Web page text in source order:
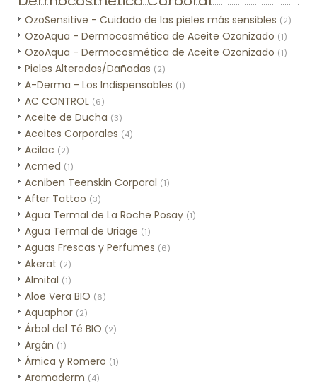
OzoSensitive - Cuidado de las pieles más sensibles (2)
OzoAqua - Dermocosmética de Aceite Ozonizado (1)
OzoAqua - Dermocosmética de Aceite Ozonizado (1)
Pieles Alteradas/Dañadas (2)
A-Derma - Los Indispensables (1)
AC CONTROL (6)
Aceite de Ducha (3)
Aceites Corporales (4)
Acilac (2)
Acmed (1)
Acniben Teenskin Corporal (1)
After Tattoo (3)
Agua Termal de La Roche Posay (1)
Agua Termal de Uriage (1)
Aguas Frescas y Perfumes (6)
Akerat (2)
Almital (1)
Aloe Vera BIO (6)
Aquaphor (2)
Árbol del Té BIO (2)
Argán (1)
Árnica y Romero (1)
Aromaderm (4)